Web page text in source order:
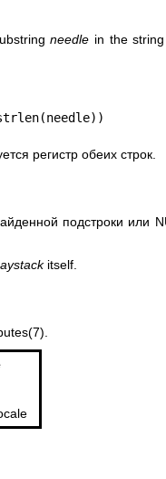
needle in the
регистр обеих строк.
подстроки или
itself.
.